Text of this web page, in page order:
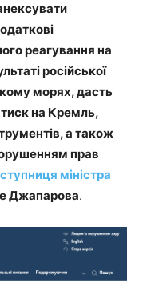
реагування на
російської
морях, дасть
тиск на Кремль,
а також
прав
міністра
Джапарова.